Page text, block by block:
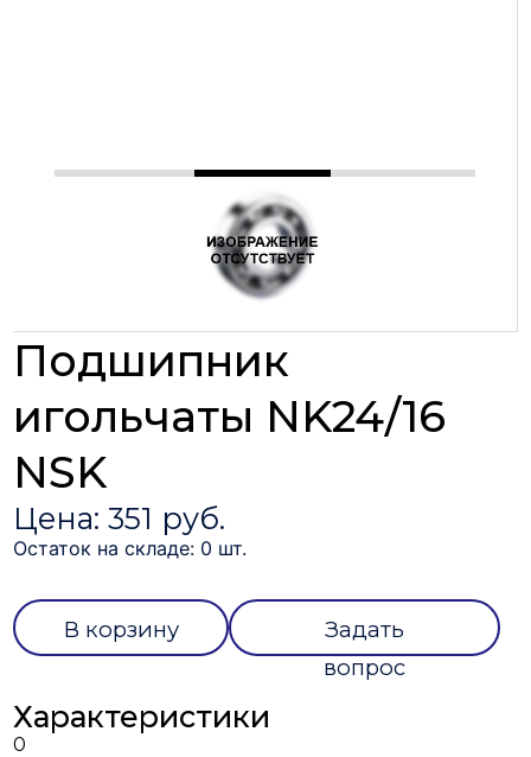
Подшипник
игольчаты NK24/16
NSK
Цена: 351 руб.
Остаток на складе: 0 шт.
В корзину
Задать
вопрос
Характеристики
0